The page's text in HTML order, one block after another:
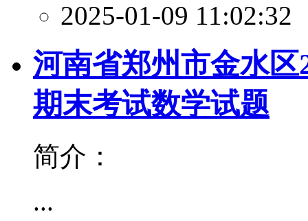
2025-01-09 11:02:32
河南省郑州市金水区
期末考试数学试题
简介：
...